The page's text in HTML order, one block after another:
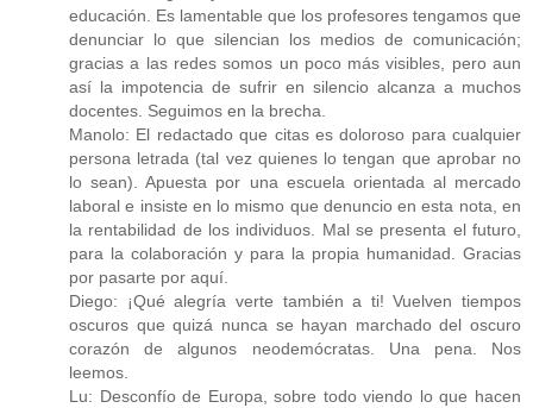
educación. Es lamentable que los profesores tengamos que
denunciar lo que silencian los medios de comunicación;
gracias a las redes somos un poco más visibles, pero aun
así la impotencia de sufrir en silencio alcanza a muchos
docentes. Seguimos en la brecha.
Manolo: El redactado que citas es doloroso para cualquier
persona letrada (tal vez quienes lo tengan que aprobar no
lo sean). Apuesta por una escuela orientada al mercado
laboral e insiste en lo mismo que denuncio en esta nota, en
la rentabilidad de los individuos. Mal se presenta el futuro,
para la colaboración y para la propia humanidad. Gracias
por pasarte por aquí.
Diego: ¡Qué alegría verte también a ti! Vuelven tiempos
oscuros que quizá nunca se hayan marchado del oscuro
corazón de algunos neodemócratas. Una pena. Nos
leemos.
Lu: Desconfío de Europa, sobre todo viendo lo que hacen